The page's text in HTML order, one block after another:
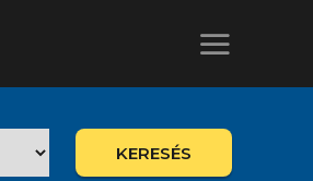
KERESÉS